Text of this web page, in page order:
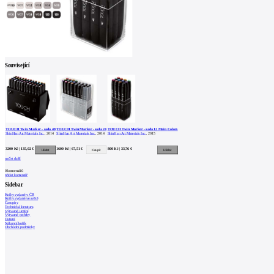
Související
TOUCH Twin Marker - sada 48
ShinHan Art Materials Inc. , 2014
3200 Kč | 135,02 €
TOUCH Twin Marker - sada 24
ShinHan Art Materials Inc. , 2014
1600 Kč | 67,51 €
TOUCH Twin Marker - sada 12 Main Colors
ShinHan Art Materials Inc. , 2015
800 Kč | 33,76 €
načíst další
0komentářů
přidat komentář
Sidebar
Knihy vydané v ČR
Knihy vydané ve světě
Časopisy
Technická literatura
Výtvarné umění
Výtvarné potřeby
Ostatní
Nákupní košík
Obchodní podmínky